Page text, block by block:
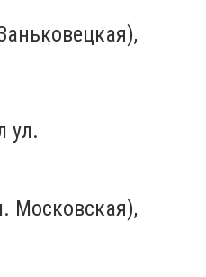
ул.
Московская),